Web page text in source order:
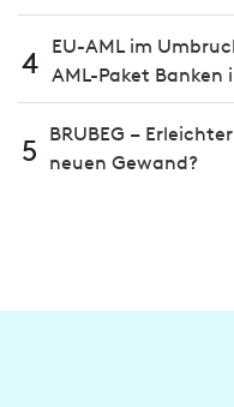
4
EU-AML im
AML-Paket
5
BRUBEG –
neuen Gewand?